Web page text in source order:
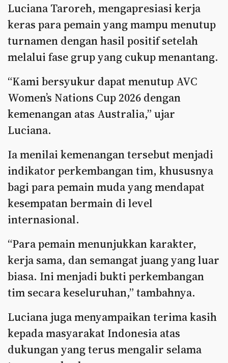
Luciana Taroreh, mengapresiasi kerja
keras para pemain yang mampu menutup
turnamen dengan hasil positif setelah
melalui fase grup yang cukup menantang.
“Kami bersyukur dapat menutup AVC
Women’s Nations Cup 2026 dengan
kemenangan atas Australia,” ujar
Luciana.
Ia menilai kemenangan tersebut menjadi
indikator perkembangan tim, khususnya
bagi para pemain muda yang mendapat
kesempatan bermain di level
internasional.
“Para pemain menunjukkan karakter,
kerja sama, dan semangat juang yang luar
biasa. Ini menjadi bukti perkembangan
tim secara keseluruhan,” tambahnya.
Luciana juga menyampaikan terima kasih
kepada masyarakat Indonesia atas
dukungan yang terus mengalir selama